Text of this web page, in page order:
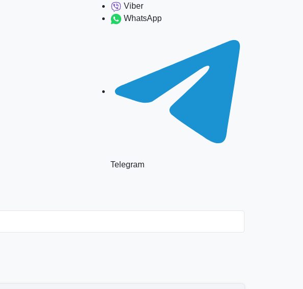
Viber
WhatsApp
Telegram